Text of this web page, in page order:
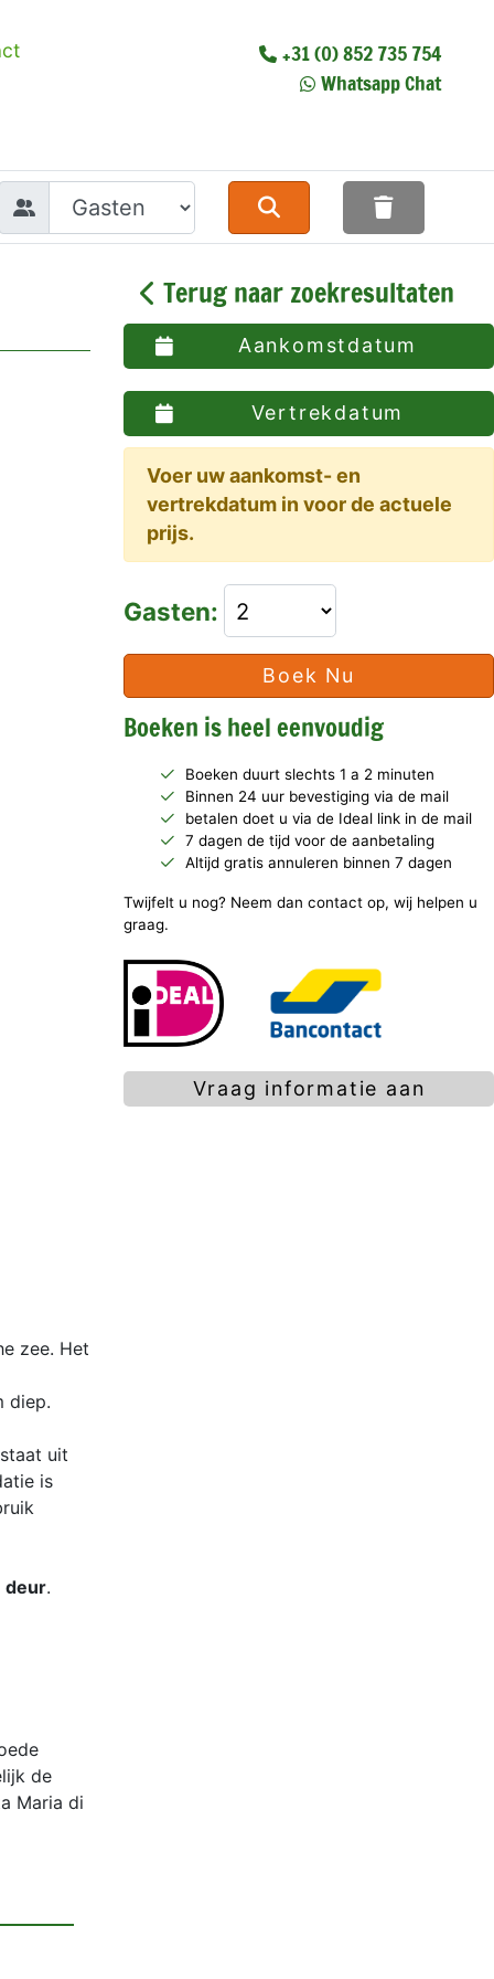
+31 (0) 852 735 754
Whatsapp Chat
zee. Het
diep.
uit
is
deur.
de
Maria di
Terug naar zoekresultaten
Aankomstdatum
Vertrekdatum
Voer uw aankomst- en
vertrekdatum in voor de actuele
prijs.
Gasten:
Boek Nu
Boeken is heel eenvoudig
Boeken duurt slechts 1 a 2 minuten
Binnen 24 uur bevestiging via de mail
betalen doet u via de Ideal link in de mail
7 dagen de tijd voor de aanbetaling
Altijd gratis annuleren binnen 7 dagen
Twijfelt u nog? Neem dan contact op, wij helpen u
graag.
Vraag informatie aan